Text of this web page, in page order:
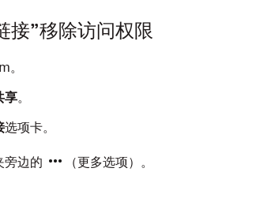
接”移除访问权限
。
享。
选项卡。
旁边的
（更多选项）。